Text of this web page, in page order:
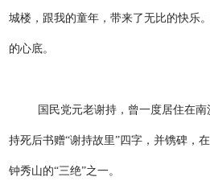
城楼，跟我的童年，带来了无比的快乐
的心底。
国民党元老谢持，曾一度居住在
持死后书赠“谢持故里”四字，并镌碑，
钟秀山的“三绝”之一。